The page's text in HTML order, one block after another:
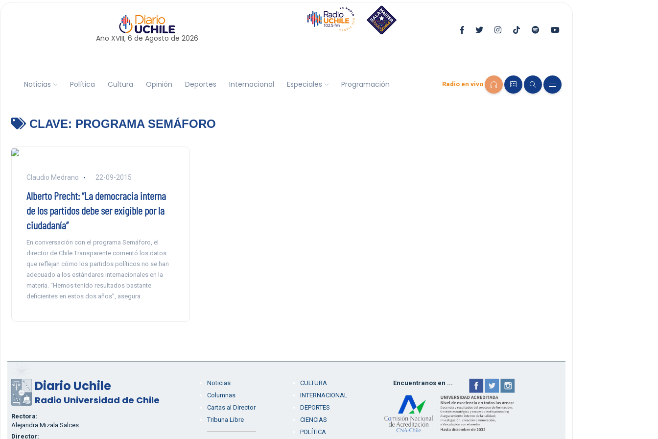
Año XVIII, 6 de Agosto de 2026
Noticias Política Cultura Opinión Deportes Internacional Especiales Programación Radio en vivo
CLAVE: PROGRAMA SEMÁFORO
Claudio Medrano 22-09-2015
Alberto Precht: “La democracia interna
de los partidos debe ser exigible por la
ciudadanía”
En conversación con el programa Semáforo, el
director de Chile Transparente comentó los datos
que reflejan cómo los partidos políticos no se han
adecuado a los estándares internacionales en la
materia. “Hemos tenido resultados bastante
deficientes en estos dos años”, asegura.
Diario Uchile
Radio Universidad de Chile
Rectora:
Alejandra Mizala Salces
Director:
Noticias
Columnas
Cartas al Director
Tribuna Libre
CULTURA
INTERNACIONAL
DEPORTES
CIENCIAS
POLÍTICA
Encuentranos en ...